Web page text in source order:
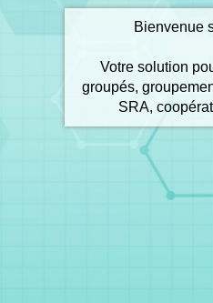
Bienvenue
Votre solution
groupés,
SRA,